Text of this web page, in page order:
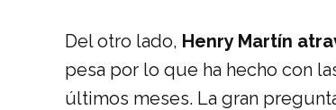
Del otro lado, Henry Martín
pesa por lo que ha hecho con
últimos meses. La gran